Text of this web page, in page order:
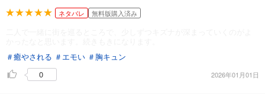
ネタバレ 無料版購入済み
＃癒やされる ＃エモい ＃胸キュン
0
2026年01月01日